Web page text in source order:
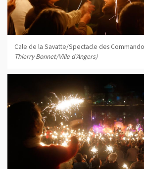
Cale de la Savatte/Spectacle des
Thierry Bonnet/Ville d'Angers)